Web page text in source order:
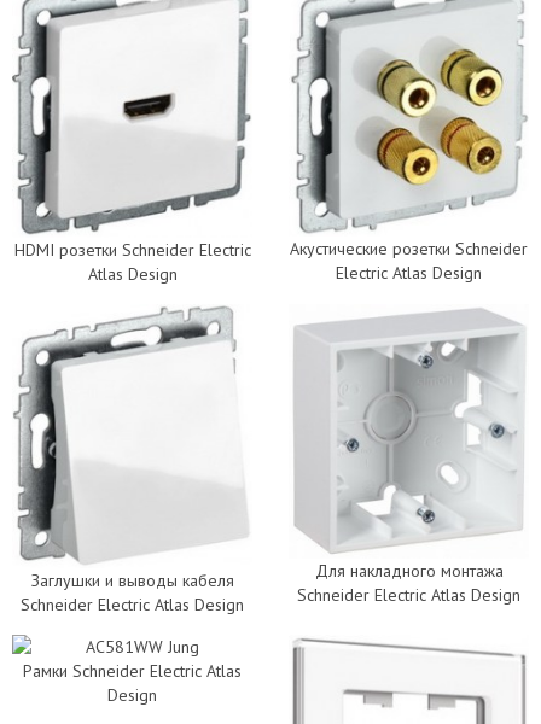
HDMI розетки Schneider Electric
Atlas Design
Акустические розетки Schneider
Electric Atlas Design
Заглушки и выводы кабеля
Schneider Electric Atlas Design
Для накладного монтажа
Schneider Electric Atlas Design
Рамки Schneider Electric Atlas
Design